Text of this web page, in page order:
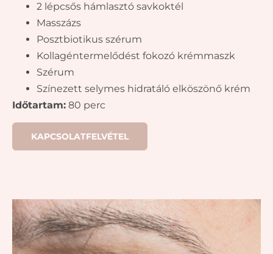
2 lépcsős hámlasztó savkoktél
Masszázs
Posztbiotikus szérum
Kollagéntermelődést fokozó krémmaszk
Szérum
Színezett selymes hidratáló elköszönő krém
Időtartam: 80 perc
KAPCSOLATFELVÉTEL